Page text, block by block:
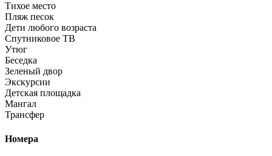
Тихое место
Пляж песок
Дети любого возраста
Спутниковое ТВ
Утюг
Беседка
Зеленый двор
Экскурсии
Детская площадка
Мангал
Трансфер
Номера